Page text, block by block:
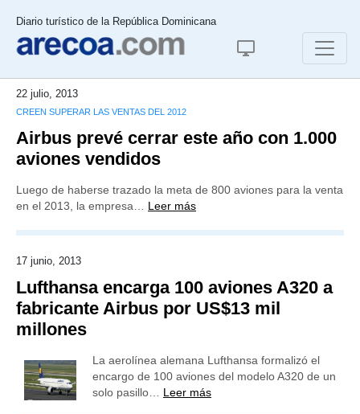
Diario turístico de la República Dominicana
22 julio, 2013
CREEN SUPERAR LAS VENTAS DEL 2012
Airbus prevé cerrar este año con 1.000
aviones vendidos
Luego de haberse trazado la meta de 800 aviones para la venta
en el 2013, la empresa… Leer más
17 junio, 2013
Lufthansa encarga 100 aviones A320 a
fabricante Airbus por US$13 mil
millones
La aerolínea alemana Lufthansa formalizó el
encargo de 100 aviones del modelo A320 de un
solo pasillo… Leer más